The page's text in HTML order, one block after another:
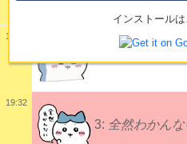
インストール
19:32
19:32
3: 全然わかん